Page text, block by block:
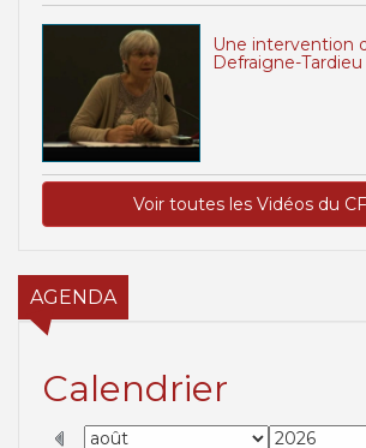
Une intervention
Defraigne-Tardieu
Voir toutes les Vidéos du
AGENDA
Calendrier